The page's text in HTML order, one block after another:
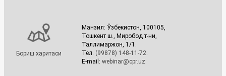
Бориш харитаси
Манзил: Ўзбекистон, 100105,
Тошкент ш., Миробод т-ни,
Таллимаржон, 1/1.
Тел. (99878) 148-11-72
E-mail: webinar@cpr.uz